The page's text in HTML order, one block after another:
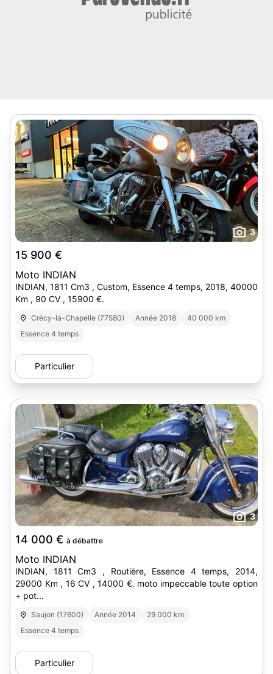
3
15 900 €
Moto INDIAN
INDIAN, 1811 Cm3 , Custom, Essence 4 temps, 2018, 40000
Km , 90 CV , 15900 €.
Crécy-la-Chapelle (77580) Année 2018
40 000 km
Essence 4 temps
Particulier
3
14 000 € à débattre
Moto INDIAN
INDIAN, 1811 Cm3 , Routière, Essence 4 temps, 2014,
29000 Km , 16 CV , 14000 €. moto impeccable toute option
+ pot...
Saujon (17600) Année 2014
29 000 km
Essence 4 temps
Particulier